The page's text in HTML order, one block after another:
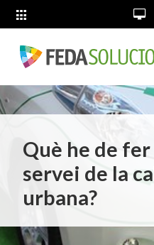
SALTAR A LA INFORMACIÓ DE
ALTRES LLOCS WEB
Què he de
servei de la
urbana?